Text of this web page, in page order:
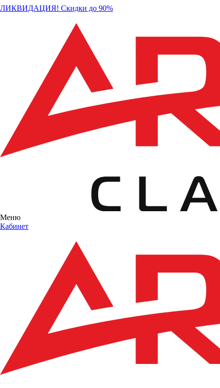
ЛИКВИДАЦИЯ! Скидки до 90%
Меню
Кабинет